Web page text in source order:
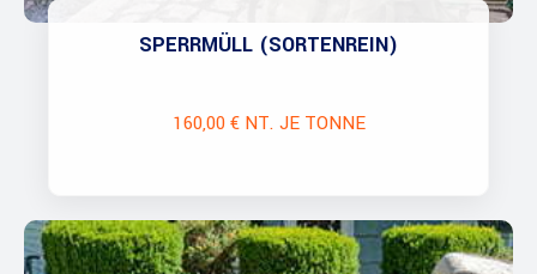
SPERRMÜLL (SORTENREIN)
160,00 € NT. JE TONNE